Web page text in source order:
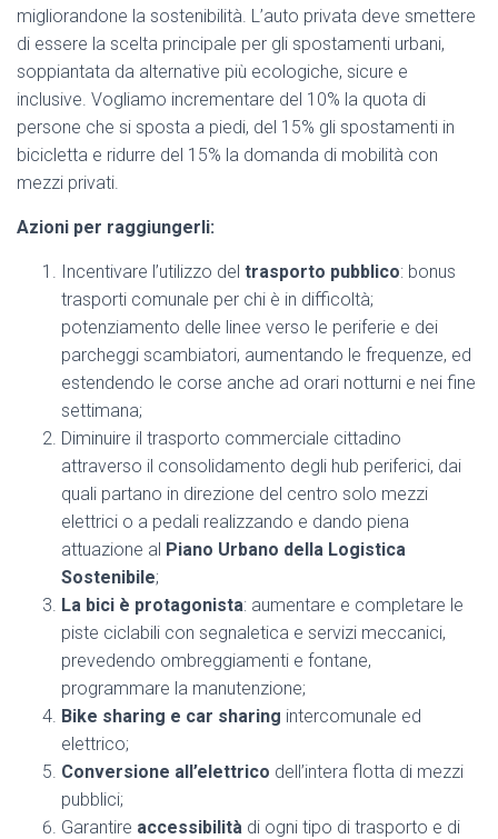
migliorandone la sostenibilità. L’auto privata deve smettere
di essere la scelta principale per gli spostamenti urbani,
soppiantata da alternative più ecologiche, sicure e
inclusive. Vogliamo incrementare del 10% la quota di
persone che si sposta a piedi, del 15% gli spostamenti in
bicicletta e ridurre del 15% la domanda di mobilità con
mezzi privati.
Azioni per raggiungerli:
Incentivare l’utilizzo del trasporto pubblico: bonus
trasporti comunale per chi è in difficoltà;
potenziamento delle linee verso le periferie e dei
parcheggi scambiatori, aumentando le frequenze, ed
estendendo le corse anche ad orari notturni e nei fine
settimana;
Diminuire il trasporto commerciale cittadino
attraverso il consolidamento degli hub periferici, dai
quali partano in direzione del centro solo mezzi
elettrici o a pedali realizzando e dando piena
attuazione al Piano Urbano della Logistica
Sostenibile;
La bici è protagonista: aumentare e completare le
piste ciclabili con segnaletica e servizi meccanici,
prevedendo ombreggiamenti e fontane,
programmare la manutenzione;
Bike sharing e car sharing intercomunale ed
elettrico;
Conversione all’elettrico dell’intera flotta di mezzi
pubblici;
Garantire accessibilità di ogni tipo di trasporto e di